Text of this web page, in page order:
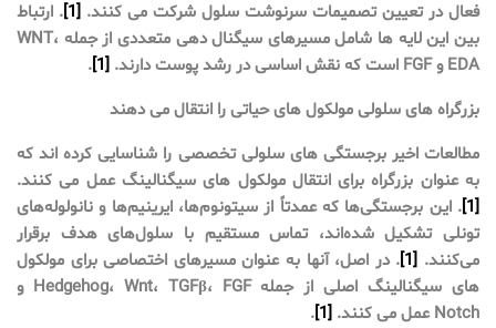
فعال در تعیین تصمیمات سرنوشت سلول شرکت می کنند. [1] . ارتباط
بین این لایه ها شامل مسیرهای سیگنال دهی متعددی از جمله WNT،
EDA و FGF است که نقش اساسی در رشد پوست دارند.
[1]
.
بزرگراه های سلولی مولکول های حیاتی را انتقال می دهند
مطالعات اخیر برجستگی های سلولی تخصصی را شناسایی کرده اند که
به عنوان بزرگراه برای انتقال مولکول های سیگنالینگ عمل می کنند.
[1] . این برجستگی‌ها که عمدتاً از سیتونوم‌ها، ایرینیم‌ها و نانولوله‌های
تونلی تشکیل شده‌اند، تماس مستقیم با سلول‌های هدف برقرار
می‌کنند. [1] . در اصل، آنها به عنوان مسیرهای اختصاصی برای مولکول
های سیگنالینگ اصلی از جمله Hedgehog، Wnt، TGFβ، FGF و
Notch عمل می کنند.
[1]
.